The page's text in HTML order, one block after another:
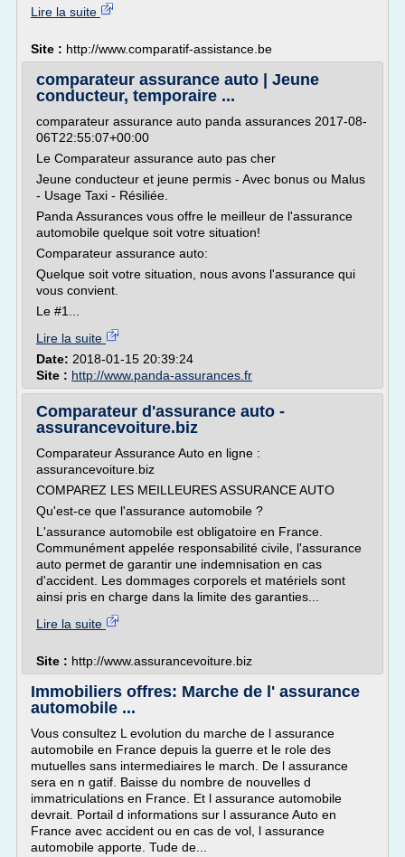
Lire la suite
Site : http://www.comparatif-assistance.be
comparateur assurance auto | Jeune
conducteur, temporaire ...
comparateur assurance auto panda assurances 2017-08-
06T22:55:07+00:00
Le Comparateur assurance auto pas cher
Jeune conducteur et jeune permis - Avec bonus ou Malus
- Usage Taxi - Résiliée.
Panda Assurances vous offre le meilleur de l'assurance
automobile quelque soit votre situation!
Comparateur assurance auto:
Quelque soit votre situation, nous avons l'assurance qui
vous convient.
Le #1...
Lire la suite
Date: 2018-01-15 20:39:24
Site : http://www.panda-assurances.fr
Comparateur d'assurance auto -
assurancevoiture.biz
Comparateur Assurance Auto en ligne :
assurancevoiture.biz
COMPAREZ LES MEILLEURES ASSURANCE AUTO
Qu'est-ce que l'assurance automobile ?
L'assurance automobile est obligatoire en France.
Communément appelée responsabilité civile, l'assurance
auto permet de garantir une indemnisation en cas
d'accident. Les dommages corporels et matériels sont
ainsi pris en charge dans la limite des garanties...
Lire la suite
Site : http://www.assurancevoiture.biz
Immobiliers offres: Marche de l' assurance
automobile ...
Vous consultez L evolution du marche de l assurance
automobile en France depuis la guerre et le role des
mutuelles sans intermediaires le march. De l assurance
sera en n gatif. Baisse du nombre de nouvelles d
immatriculations en France. Et l assurance automobile
devrait. Portail d informations sur l assurance Auto en
France avec accident ou en cas de vol, l assurance
automobile apporte. Tude de...